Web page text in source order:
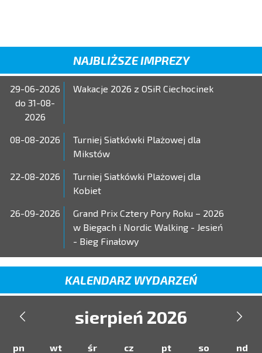
NAJBLIŻSZE IMPREZY
29-06-2026
do 31-08-
2026
Wakacje 2026 z OSiR Ciechocinek
08-08-2026
Turniej Siatkówki Plażowej dla
Mikstów
22-08-2026
Turniej Siatkówki Plażowej dla
Kobiet
26-09-2026
Grand Prix Cztery Pory Roku – 2026
w Biegach i Nordic Walking - Jesień
- Bieg Finałowy
KALENDARZ WYDARZEŃ
 sierpień 2026 
pn wt śr cz pt so nd